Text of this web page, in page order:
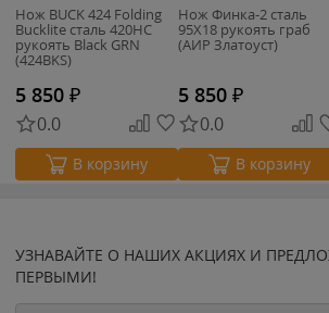
Нож BUCK 424 Folding
Bucklite сталь 420HC
рукоять Black GRN
(424BKS)
5 850 ₽
0.0
В корзину
Нож Финка-2 сталь
95Х18 рукоять граб
(АИР Златоуст)
5 850 ₽
0.0
В корзину
УЗНАВАЙТЕ О НАШИХ АКЦИЯХ И
ПЕРВЫМИ!